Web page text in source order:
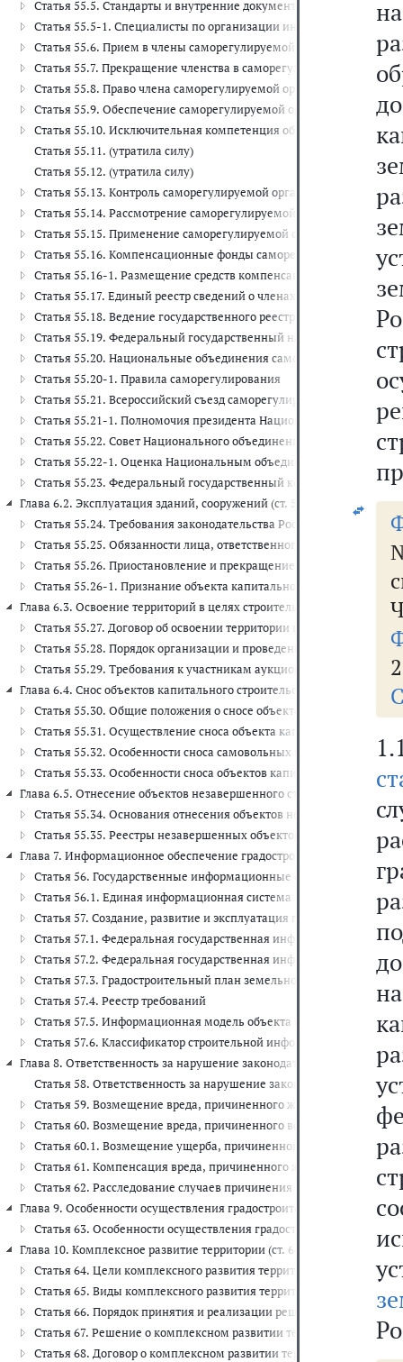
Статья 55.5. Стандарты и внутренние документы
Статья 55.5-1. Специалисты по организации инженерных
Статья 55.6. Прием в члены саморегулируемой организации
Статья 55.7. Прекращение членства в саморегулируемой
Статья 55.8. Право члена саморегулируемой организации
Статья 55.9. Обеспечение саморегулируемой организацией
Статья 55.10. Исключительная компетенция общего собрания
Статья 55.11. (утратила силу)
Статья 55.12. (утратила силу)
Статья 55.13. Контроль саморегулируемой организации за
Статья 55.14. Рассмотрение саморегулируемой организацией
Статья 55.15. Применение саморегулируемой организацией мер
Статья 55.16. Компенсационные фонды саморегулируемой
Статья 55.16-1. Размещение средств компенсационного фонда
Статья 55.17. Единый реестр сведений о членах
Статья 55.18. Ведение государственного реестра
Статья 55.19. Федеральный государственный надзор за
Статья 55.20. Национальные объединения саморегулируемых
Статья 55.20-1. Правила саморегулирования
Статья 55.21. Всероссийский съезд саморегулируемых
Статья 55.21-1. Полномочия президента Национального
Статья 55.22. Совет Национального объединения
Статья 55.22-1. Оценка Национальным объединением
Статья 55.23. Федеральный государственный контроль за
Глава 6.2. Эксплуатация зданий, сооружений (ст. 55.24 - 55.26-1)
Статья 55.24. Требования законодательства Российской
Статья 55.25. Обязанности лица, ответственного за
Статья 55.26. Приостановление и прекращение эксплуатации
Статья 55.26-1. Признание объекта капитального
Глава 6.3. Освоение территорий в целях строительства и
Статья 55.27. Договор об освоении территории в целях
Статья 55.28. Порядок организации и проведения аукционов на
Статья 55.29. Требования к участникам аукционов на право
Глава 6.4. Снос объектов капитального строительства (ст. 55.30 -
Статья 55.30. Общие положения о сносе объектов капитального
Статья 55.31. Осуществление сноса объекта капитального
Статья 55.32. Особенности сноса самовольных построек или
Статья 55.33. Особенности сноса объектов капитального
Глава 6.5. Отнесение объектов незавершенного строительства,
Статья 55.34. Основания отнесения объектов незавершенного
Статья 55.35. Реестры незавершенных объектов капитального
Глава 7. Информационное обеспечение градостроительной
Статья 56. Государственные информационные системы
Статья 56.1. Единая информационная система
Статья 57. Создание, развитие и эксплуатация
Статья 57.1. Федеральная государственная информационная
Статья 57.2. Федеральная государственная информационная
Статья 57.3. Градостроительный план земельного участка
Статья 57.4. Реестр требований
Статья 57.5. Информационная модель объекта капитального
Статья 57.6. Классификатор строительной информации
Глава 8. Ответственность за нарушение законодательства о
Статья 58. Ответственность за нарушение законодательства о
Статья 59. Возмещение вреда, причиненного жизни или
Статья 60. Возмещение вреда, причиненного вследствие
Статья 60.1. Возмещение ущерба, причиненного вследствие
Статья 61. Компенсация вреда, причиненного жизни, здоровью
Статья 62. Расследование случаев причинения вреда жизни или
Глава 9. Особенности осуществления градостроительной
Статья 63. Особенности осуществления градостроительной
Глава 10. Комплексное развитие территории (ст. 64 - 71)
Статья 64. Цели комплексного развития территории
Статья 65. Виды комплексного развития территории
Статья 66. Порядок принятия и реализации решения о
Статья 67. Решение о комплексном развитии территории
Статья 68. Договор о комплексном развитии территории